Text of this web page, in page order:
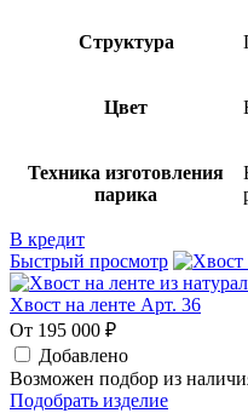
Структура
Цвет
Техника изготовления
парика
В кредит
Быстрый просмотр
Хвост на ленте Арт. 36
От 195 000 ₽
Добавлено
Возможен подбор из
Подобрать изделие